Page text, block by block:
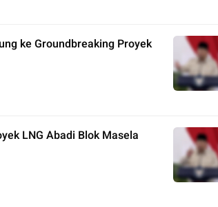
ke Groundbreaking Proyek
LNG Abadi Blok Masela